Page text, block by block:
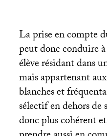
La prise en compte
peut donc conduire
élève résidant dans
mais appartenant
blanches et
sélectif en dehors
donc plus cohérent